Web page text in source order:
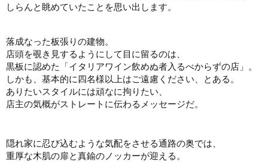
しらんと眺めていたことを思い出します。
落成なった板張りの建物。
店頭を覗き見するようにして目に留るのは、
黒板に認めた「イタリアワイン飲めぬ者入るべからずの店」。
しかも、基本的に四名様以上はご遠慮ください、とある。
ありたいスタイルには頑なに拘りたい、
店主の気概がストレートに伝わるメッセージだ。
隠れ家に忍び込むような気配をさせる通路の奥では、
重厚な木肌の扉と真鍮のノッカーが迎える。